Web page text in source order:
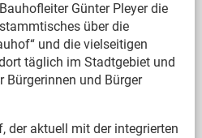
Günter Pleyer die
über die
und die vielseitigen
täglich im Stadtgebiet und
Bürgerinnen und Bürger
der aktuell mit der integrierten